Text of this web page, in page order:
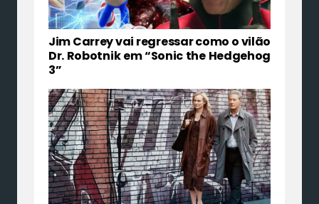
Jim Carrey vai regressar como o vilão
Dr. Robotnik em “Sonic the Hedgehog
3”